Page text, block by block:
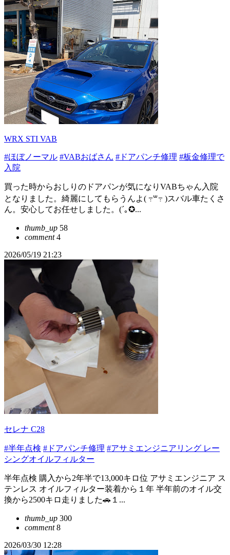
WRX STI VAB
#ほぼノーマル #VABおばさん #ドアパンチ修理 #板金修理で
入院
買った時からおしりのドアパンが気になりVABちゃん入院
となりました。綺麗にしてもらうんよ( ߹꒳​߹ )スバル車たくさ
ん。安心してお任せしました。(´｡✪...
thumb_up 58
comment4
2026/05/19 21:23
セレナ C28
#半年点検 #ドアパンチ修理 #アサミエンジニアリング レー
シングオイルフィルター
半年点検 購入から2年半で13,000キロ位 アサミエンジニア ス
テンレス オイルフィルター装着から１年 半年前のオイル交
換から2500キロ走りました🚗１...
thumb_up 300
comment8
2026/03/30 12:28